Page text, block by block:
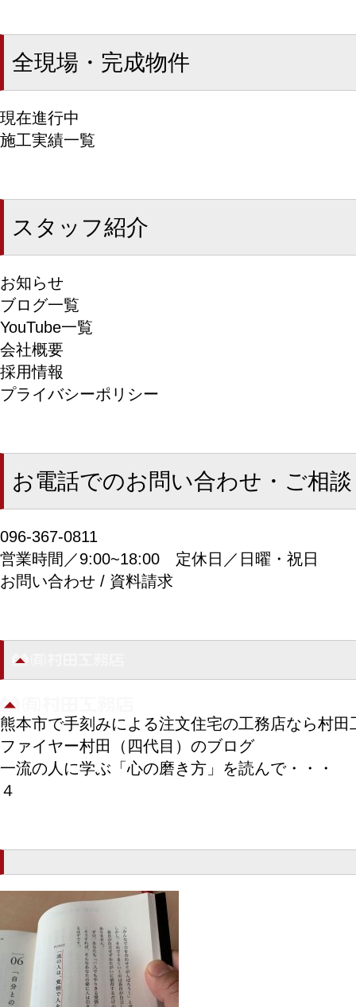
全現場・完成物件
現在進行中
施工実績一覧
スタッフ紹介
お知らせ
ブログ一覧
YouTube一覧
会社概要
採用情報
プライバシーポリシー
お電話でのお問い合わせ・ご相談
096-367-0811
営業時間／9:00~18:00 定休日／日曜・祝日
お問い合わせ / 資料請求
熊本市で手刻みによる注文住宅の工務店なら村田
ファイヤー村田（四代目）のブログ
一流の人に学ぶ「心の磨き方」を読んで・・・
４